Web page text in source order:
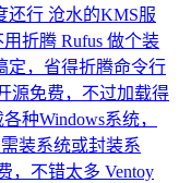
还行 沧水的KMS服
用折腾 Rufus 做个装
定，省得折腾命令行
源免费，不过加载得
种Windows系统，
装系统或封装系
，不错太多 Ventoy